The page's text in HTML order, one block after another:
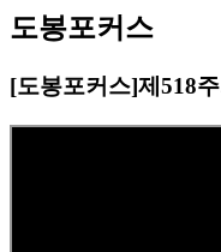
도봉포커스
[도봉포커스]제518